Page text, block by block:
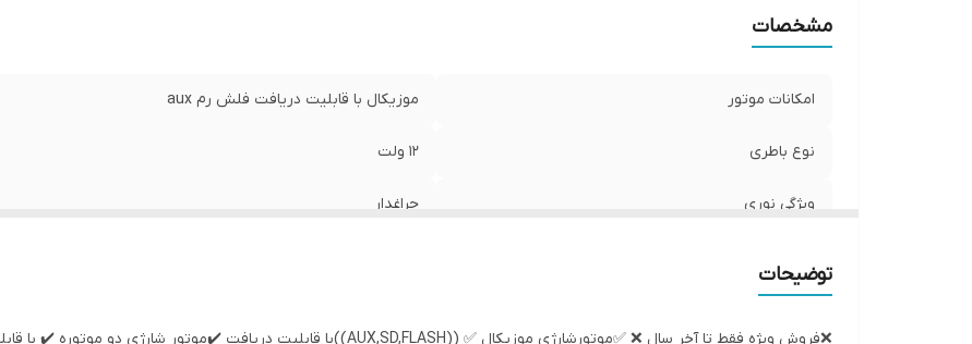
مشخصات
امکانات موتور موزیکال با قابلیت دریافت فلش رم aux
نوع باطری ۱۲ ولت
ویژگی نوری چراغدار
توضیحات